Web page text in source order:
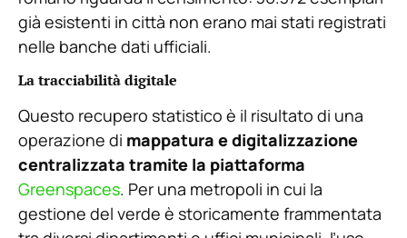
già esistenti in città non erano mai stati registrati
nelle banche dati ufficiali.
La tracciabilità digitale
Questo recupero statistico è il risultato di una
operazione di mappatura e digitalizzazione
centralizzata tramite la piattaforma
Greenspaces. Per una metropoli in cui la
gestione del verde è storicamente frammentata